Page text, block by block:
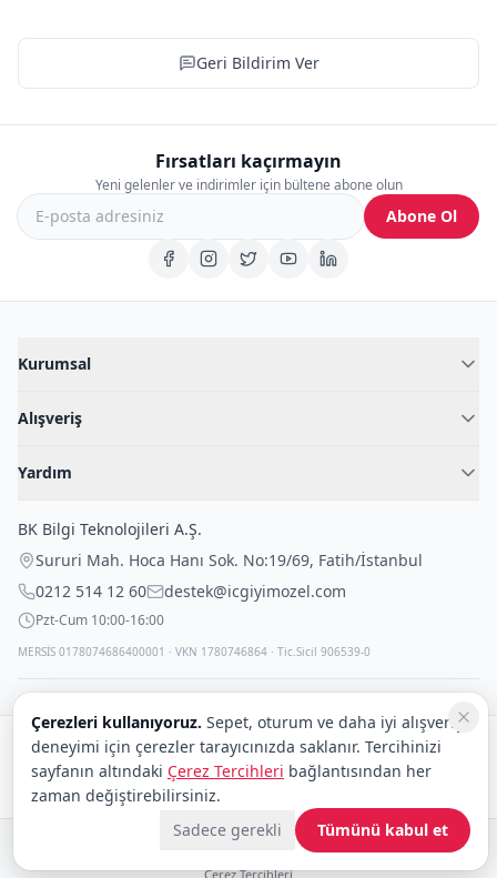
Geri Bildirim Ver
Fırsatları kaçırmayın
Yeni gelenler ve indirimler için bültene abone olun
Abone Ol
Kurumsal
Blog
İç Giyim Rehberi
Alışveriş
Fantazi İç Giyim
Çocuk İç Giyim
Outlet Fırsatları
Yardım
İade Politikası
Gizli Paketleme
BK Bilgi Teknolojileri A.Ş.
Sururi Mah. Hoca Hanı Sok. No:19/69, Fatih/İstanbul
0212 514 12 60
destek@icgiyimozel.com
Pzt-Cum 10:00-16:00
MERSİS 0178074686400001 · VKN 1780746864 · Tic.Sicil 906539-0
Güvenli alışveriş:
Kargo: DHL eCommerce
© 2008–2026 BK Bilgi Teknolojileri ve Ticaret A.Ş.
Gizlilik İlkeleri ve Politikası
Çerez Tercihleri
Çerezleri kullanıyoruz. Sepet, oturum ve daha iyi alışveriş
deneyimi için çerezler tarayıcınızda saklanır. Tercihinizi
sayfanın altındaki Çerez Tercihleri bağlantısından her
zaman değiştirebilirsiniz.
Sadece gerekli
Tümünü kabul et